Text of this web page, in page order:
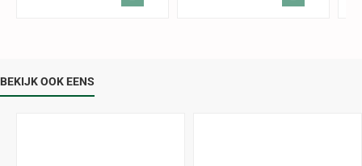
BEKIJK OOK EENS